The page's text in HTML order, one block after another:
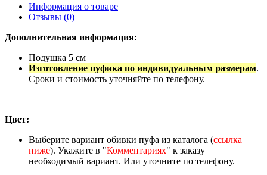
Информация о товаре
Отзывы (0)
Дополнительная информация:
Подушка 5 см
Изготовление пуфика по индивидуальным размерам.
Сроки и стоимость уточняйте по телефону.
Цвет:
Выберите вариант обивки пуфа из каталога (ссылка
ниже). Укажите в "Комментариях" к заказу
необходимый вариант. Или уточните по телефону.